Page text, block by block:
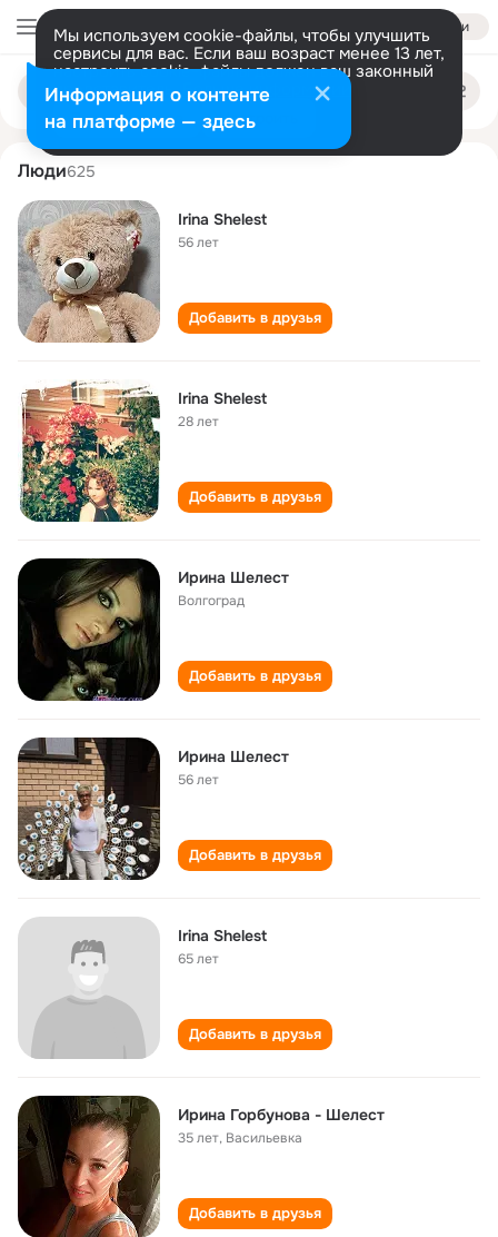
Войти
Мы используем cookie-файлы, чтобы улучшить
сервисы для вас. Если ваш возраст менее 13 лет,
настроить cookie-файлы должен ваш законный
представитель. Больше информации
Разрешить все Настроить
Поиск
людям
irina shelest
Люди625
Irina Shelest
56 лет
Добавить в друзья
Irina Shelest
28 лет
Добавить в друзья
Ирина Шелест
Волгоград
Добавить в друзья
Ирина Шелест
56 лет
Добавить в друзья
Irina Shelest
65 лет
Добавить в друзья
Ирина Горбунова - Шелест
35 лет, Васильевка
Добавить в друзья
Информация о контенте
на платформе — здесь